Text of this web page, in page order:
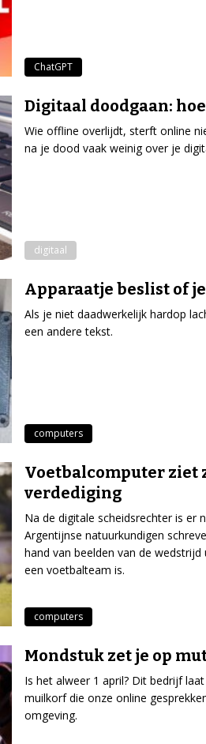
ChatGPT
Digitaal doodgaan:
Wie offline overlijdt, sterft online
na je dood vaak weinig over je
digitaal
Apparaatje beslist of
Als je niet daadwerkelijk hardop
een andere tekst.
computers
Voetbalcomputer ziet
verdediging
Na de digitale scheidsrechter is er
Argentijnse natuurkundigen
hand van beelden van de
een voetbalteam is.
computers
Mondstuk zet je op
Is het alweer 1 april? Dit bedrijf
muilkorf die onze online
omgeving.